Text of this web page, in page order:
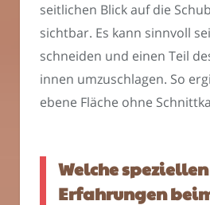
seitlichen Blick auf die
sichtbar. Es kann sinnvoll
schneiden und einen Teil
innen umzuschlagen. So
ebene Fläche ohne
Welche speziellen
Erfahrungen